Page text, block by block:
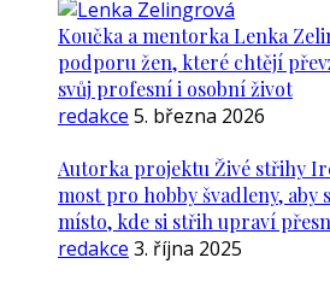
Koučka a mentorka Lenka
podporu žen, které chtějí
svůj profesní i osobní život
redakce 5. března 2026
Autorka projektu Živé střihy
most pro hobby švadleny, aby
místo, kde si střih upraví
redakce 3. října 2025